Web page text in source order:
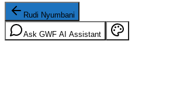
Rudi Nyumbani
Ask GWF AI Assistant